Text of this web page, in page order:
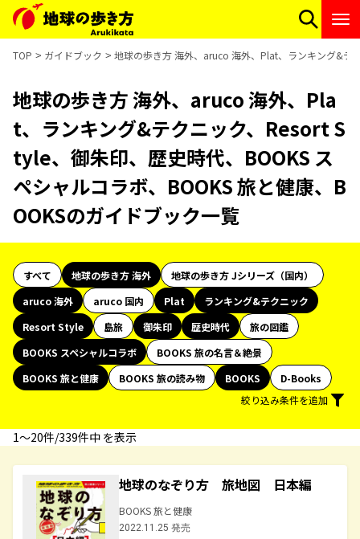
TOP ガイドブック 地球の歩き方 海外、aruco 海外、Plat、ランキング&テ
地球の歩き方 海外、aruco 海外、Pla
t、ランキング&テクニック、Resort S
tyle、御朱印、歴史時代、BOOKS ス
ペシャルコラボ、BOOKS 旅と健康、B
OOKSのガイドブック一覧
すべて 地球の歩き方 海外
地球の歩き方 Jシリーズ（国内）
aruco 海外
aruco 国内 Plat
ランキング&テクニック
Resort Style
島旅 御朱印 歴史時代
旅の図鑑
BOOKS スペシャルコラボ
BOOKS 旅の名言＆絶景
BOOKS 旅と健康
BOOKS 旅の読み物 BOOKS
D-Books
絞り込み条件を追加
1〜20件/339件中 を表示
地球のなぞり方 旅地図 日本編
BOOKS 旅と健康
2022.11.25 発売